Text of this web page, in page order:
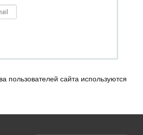
пользователей сайта используются